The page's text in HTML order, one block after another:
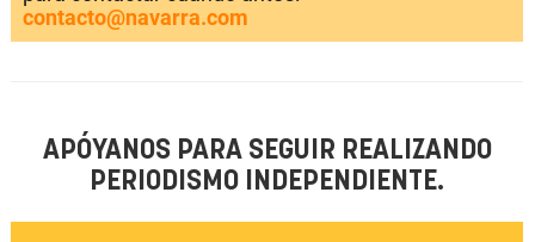
contacto@navarra.com
APÓYANOS PARA SEGUIR REALIZANDO
PERIODISMO INDEPENDIENTE.